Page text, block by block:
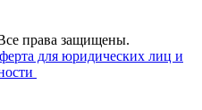
права защищены.
для юридических лиц и